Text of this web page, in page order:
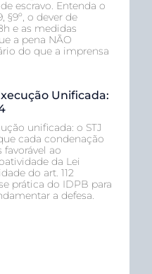
escravo. Entenda o
§9º, o dever de
e as medidas
a pena NÃO
do que a imprensa
Unificada:
unificada: o STJ
cada condenação
ao
da Lei
do art. 112
prática do IDPB para
a defesa.